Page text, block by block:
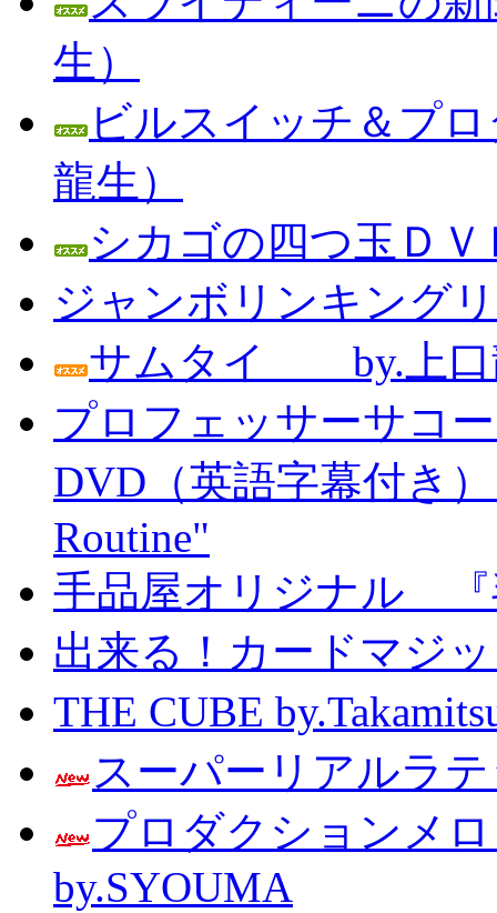
生）
ビルスイッチ＆プ
龍生）
シカゴの四つ玉Ｄ
ジャンボリンキング
サムタイ by.上口
プロフェッサーサコ
DVD（英語字幕付き
Routine"
手品屋オリジナル 『
出来る！カードマジ
THE CUBE
スーパーリアルラ
プロダクションメ
by.SYOUMA